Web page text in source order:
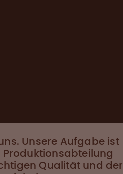
Unsere Aufgabe ist
Produktionsabteilung
Qualität und der